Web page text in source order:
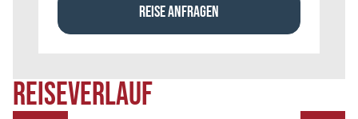
REISEVERLAUF
REISE ANFRAGEN